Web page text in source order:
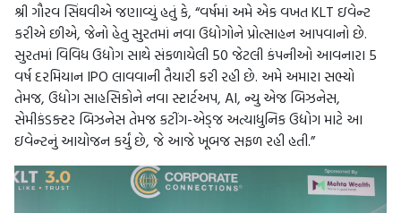
શ્રી ગૌરવ સિંઘવીએ જણાવ્યું હતું કે, “વર્ષમાં અમે એક વખત KLT ઇવેન્ટ
કરીએ છીએ, જેનો હેતુ સુરતમાં નવા ઉદ્યોગોને પ્રોત્સાહન આપવાનો છે.
સુરતમાં વિવિધ ઉદ્યોગ સાથે સંકળાયેલી 50 જેટલી કંપનીઓ આવનારા 5
વર્ષ દરમિયાન IPO લાવવાની તૈયારી કરી રહી છે. અમે અમારા સભ્યો
તેમજ, ઉદ્યોગ સાહસિકોને નવા સ્ટાર્ટઅપ, AI, ન્યુ એજ બિઝનેસ,
સેમીકંડક્ટર બિઝનેસ તેમજ કટીંગ-એડ્જ અત્યાધુનિક ઉદ્યોગ માટે આ
ઇવેન્ટનું આયોજન કર્યું છે, જે આજે ખૂબજ સફળ રહી હતી.”